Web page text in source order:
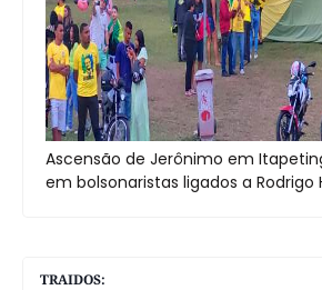
Ascensão de Jerônimo em
em bolsonaristas ligados a Rodrigo
TRAIDOS: